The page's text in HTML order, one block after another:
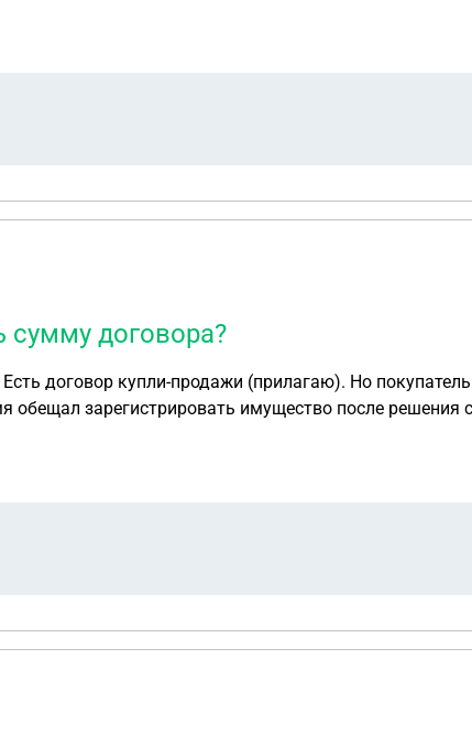
договора?
обещал зарегистрировать имущество после
могла бы помешать). Потом контакты
продажи. Как поступить в данной ситуации? Есть ли
продолжает нести издержки по налогам и